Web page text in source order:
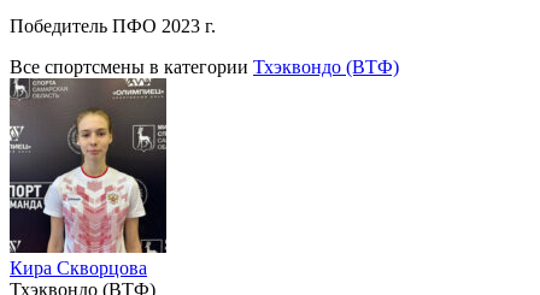
Победитель ПФО 2023 г.
Все спортсмены в категории Тхэквондо (ВТФ)
Кира Скворцова
Тхэквондо (ВТФ)